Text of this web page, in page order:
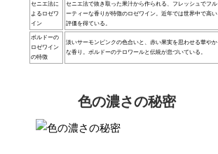
セニエ法に
よるロゼワ
イン
セニエ法で抜き取った果汁から作られる、フレッシュでフル
ーティーな香りが特徴のロゼワイン。近年では世界中で高い
評価を得ている。
ボルドーの
ロゼワイン
の特徴
淡いサーモンピンクの色合いと、赤い果実を思わせる華やか
な香り。ボルドーのテロワールと伝統が息づいている。
色の濃さの秘密